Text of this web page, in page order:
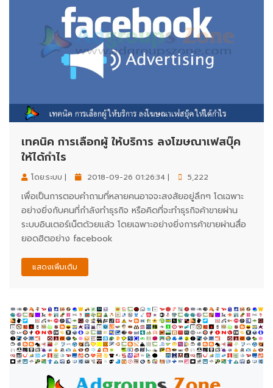
เทคนิค การเลือกผู้ ให้บริการ ลงโฆษณาเฟสบุ๊ค
ให้ได้กำไร
โดย:ระบบ | 2018-09-26 01:26:34 | 5,222
เพื่อเป็นการตอบคำถามที่หลายคนอาจจะสงสัยอยู่ลึกๆ โดเฉพาะ
อย่างยิ่งกับคนที่กำลังทำธุรกิจ หรือคิดที่จะทำธุรกิจค้าขายผ่าน
ระบบอินเตอร์เน็ตด้วยแล้ว โดยเฉพาะอย่างยิ่งการค้าขายผ่านสื่อ
ยอดฮิตอย่าง facebook
แสดงเพิ่มเติม